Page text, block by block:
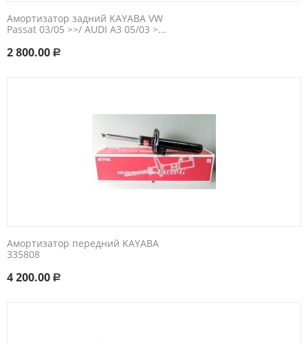
Амортизатор задний KAYABA VW
Passat 03/05 >>/ AUDI A3 05/03 >...
2 800.00 Р
Амортизатор передний KAYABA
335808
4 200.00 Р